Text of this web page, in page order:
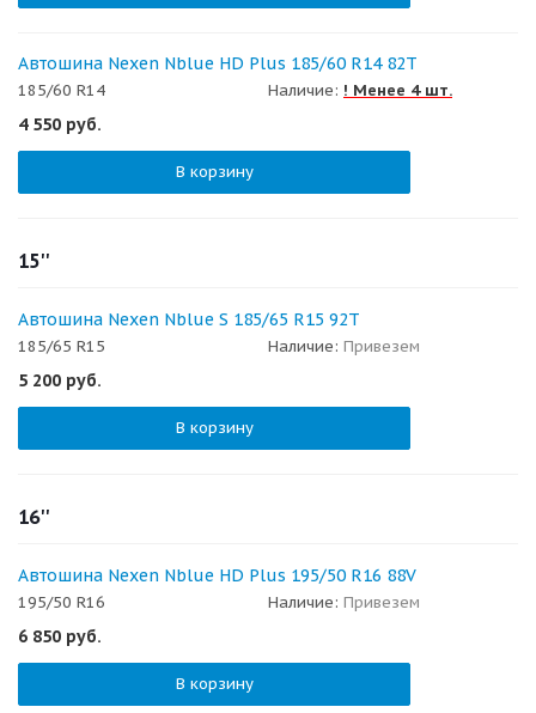
Автошина Nexen Nblue HD Plus 185/60 R14 82T
185/60 R14 Наличие: ! Менее 4 шт.
4 550 руб.
В корзину
15''
Автошина Nexen Nblue S 185/65 R15 92T
185/65 R15 Наличие: Привезем
5 200 руб.
В корзину
16''
Автошина Nexen Nblue HD Plus 195/50 R16 88V
195/50 R16 Наличие: Привезем
6 850 руб.
В корзину